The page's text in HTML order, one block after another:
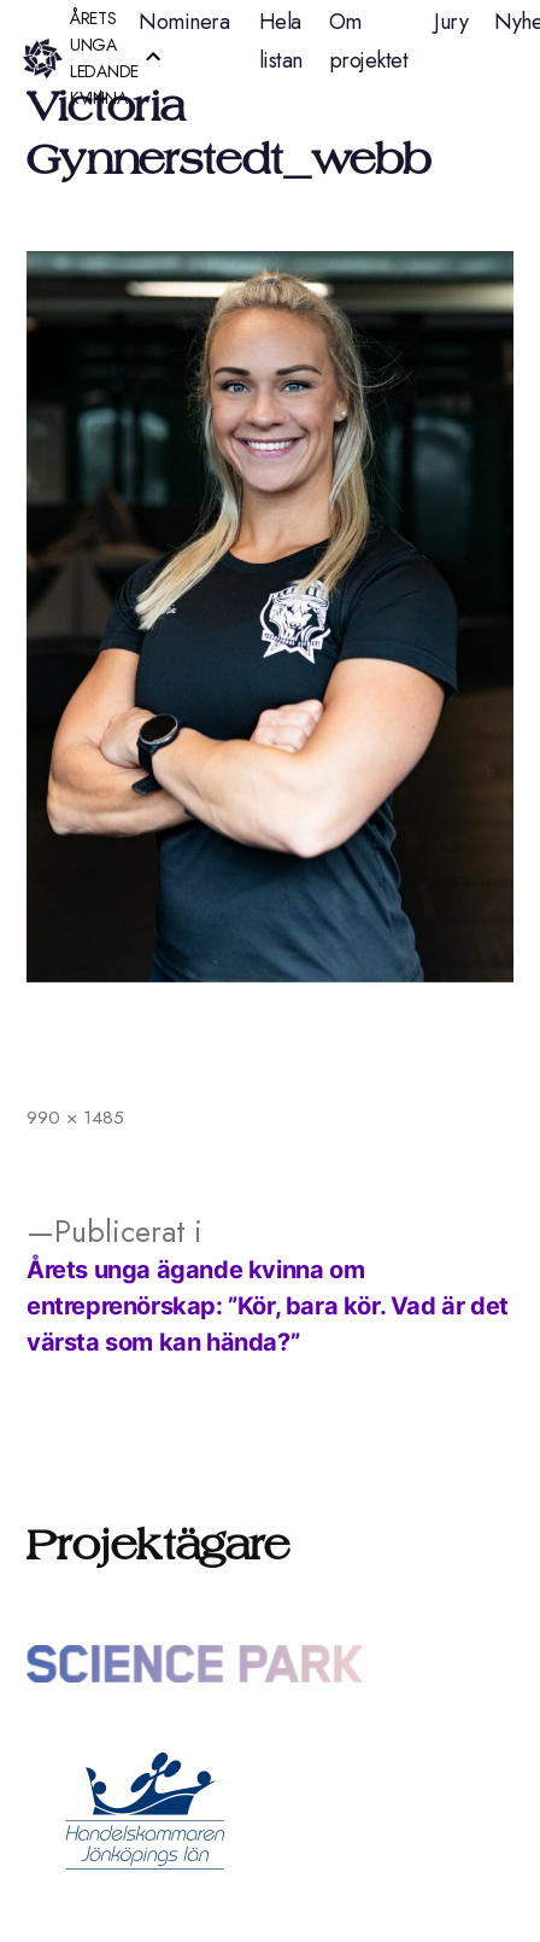
Hoppa
till
innehåll
ÅRETS
UNGA
LEDANDE
KVINNA
Nominera
Hela
listan
Om
projektet
Jury
Victoria
Gynnerstedt_webb
Full
990 × 1485
Inläggsnavigering
Publicerat i
Årets unga ägande kvinna om
entreprenörskap: ”Kör, bara kör. Vad är det
värsta som kan hända?”
Projektägare